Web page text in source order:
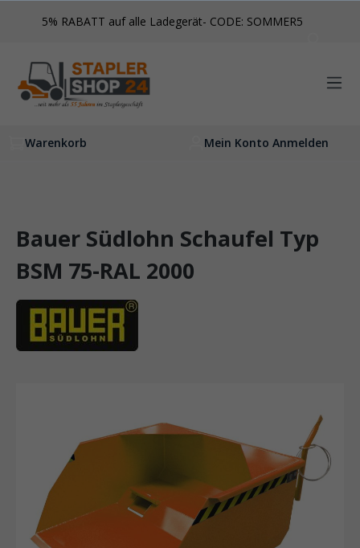
springen
5% RABATT auf alle Ladegerät- CODE: SOMMER5
Mein Konto Anmelden
Warenkorb
Bauer Südlohn Schaufel Typ
BSM 75-RAL 2000